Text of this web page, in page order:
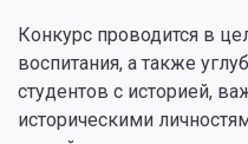
Конкурс проводится в
воспитания, а также
студентов с историей,
историческими